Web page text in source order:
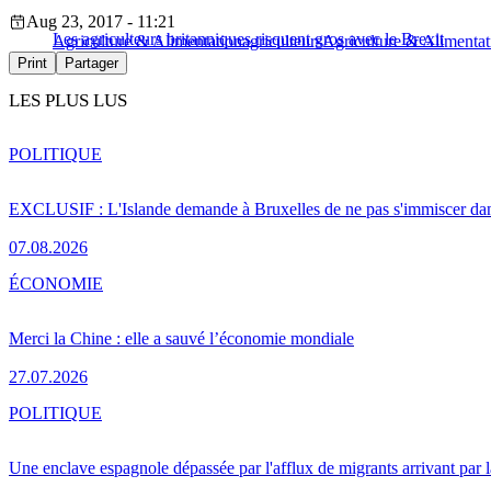
Les agriculteurs britanniques risquent gros avec le Brexit
Aug 23, 2017 - 11:21
Agriculture & AlimentationagriculteursAgriculture &
Print Partager
LES PLUS LUS
EXCLUSIF : L'Islande demande à Bruxelles de ne pas s'immiscer
07.08.2026
POLITIQUE
Merci la Chine : elle a sauvé l’économie mondiale
27.07.2026
ÉCONOMIE
Une enclave espagnole dépassée par l'afflux de migrants arrivant par
POLITIQUE